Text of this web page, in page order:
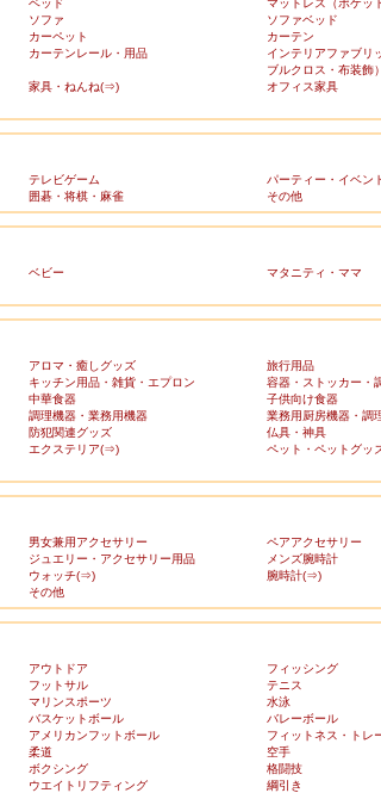
ベッド マットレス（ポケッ
ソファ ソファベッド
カーペット カーテン
カーテンレール・用品
インテリアファブリ
ブルクロス・布装飾）
家具・ねんね(⇒) オフィス家具
テレビゲーム パーティー・イベン
囲碁・将棋・麻雀 その他
ベビー マタニティ・ママ
アロマ・癒しグッズ 旅行用品
キッチン用品・雑貨・エプロン 容器・ストッカー・
中華食器 子供向け食器
調理機器・業務用機器 業務用厨房機器・調
防犯関連グッズ 仏具・神具
エクステリア(⇒) ペット・ペットグッ
男女兼用アクセサリー ペアアクセサリー
ジュエリー・アクセサリー用品 メンズ腕時計
ウォッチ(⇒) 腕時計(⇒)
その他
アウトドア フィッシング
フットサル テニス
マリンスポーツ 水泳
バスケットボール バレーボール
アメリカンフットボール フィットネス・トレ
柔道 空手
ボクシング 格闘技
ウエイトリフティング 綱引き